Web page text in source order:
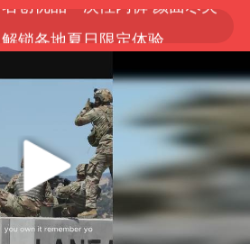
四川宜宾市珙县发生3.4级地震
白海豚将正面袭击贯穿浙江
香港宏福苑火灾或由烟头引起
中国父女泰国骑摩托车坠崖1死1伤